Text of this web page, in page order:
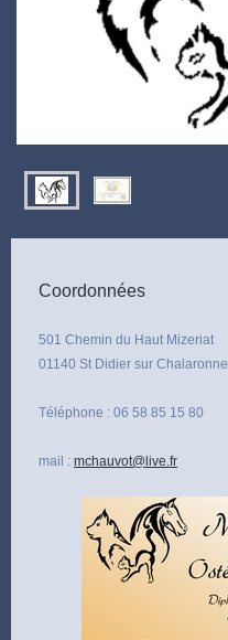
Coordonnées
501 Chemin du Haut Mizeriat
01140 St Didier sur Chalaronne
Téléphone : 06 58 85 15 80
mail : mchauvot@live.fr